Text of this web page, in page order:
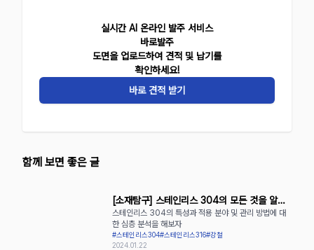
실시간 AI 온라인 발주 서비스
바로발주
도면을 업로드하여 견적 및 납기를
확인하세요!
바로 견적 받기
함께 보면 좋은 글
[소재탐구] 스테인리스 304의 모든 것을 알아
보자
스테인리스 304의 특성과 적용 분야 및 관리 방법에 대
한 심층 분석을 해보자
#스테인리스304#스테인리스316#강철
2024.01.22